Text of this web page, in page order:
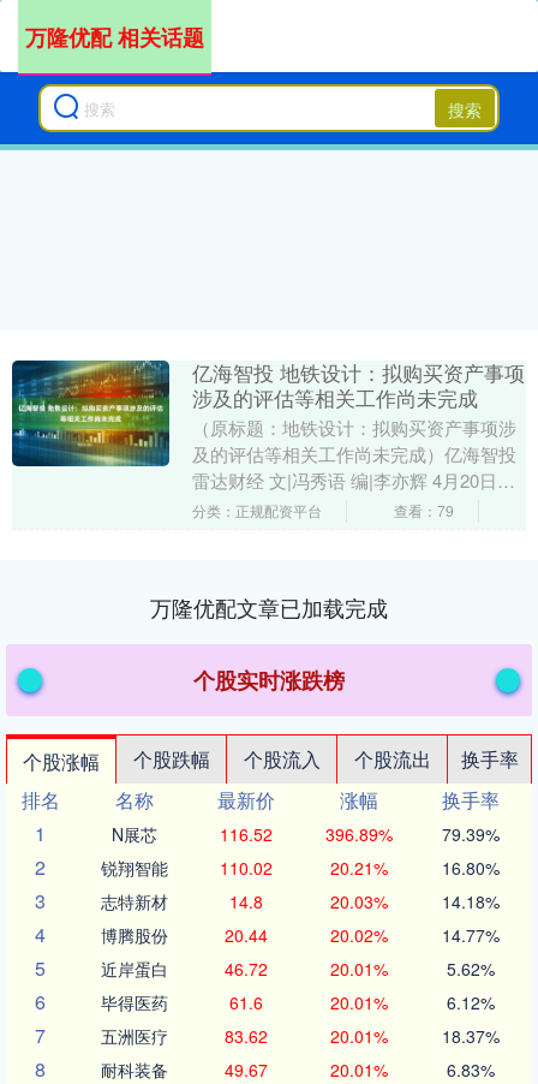
搜索
万隆优配 相关话题
亿海智投 地铁设计：拟购买资产事项
涉及的评估等相关工作尚未完成
（原标题：地铁设计：拟购买资产事项涉
及的评估等相关工作尚未完成）亿海智投
雷达财经 文|冯秀语 编|李亦辉 4月20日亿
海智投，地铁设计（003013）公告，公....
分类：正规配资平台 查看：79
万隆优配文章已加载完成
个股实时涨跌榜
个股涨幅 个股跌幅 个股流入 个股流出
换手率
排名
名称 最新价 涨幅
换手率
1
N展芯 116.52 396.89% 79.39%
2 锐翔智能 110.02 20.21% 16.80%
3 志特新材 14.8 20.03% 14.18%
4 博腾股份 20.44 20.02% 14.77%
5 近岸蛋白 46.72 20.01% 5.62%
6 毕得医药 61.6 20.01% 6.12%
7 五洲医疗 83.62 20.01% 18.37%
8 耐科装备 49.67 20.01% 6.83%